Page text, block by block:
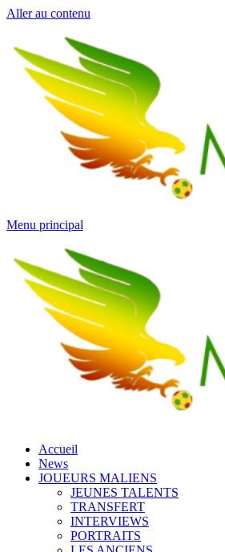
Aller au contenu
Menu principal
Accueil
News
JOUEURS MALIENS
JEUNES TALENTS
TRANSFERT
INTERVIEWS
PORTRAITS